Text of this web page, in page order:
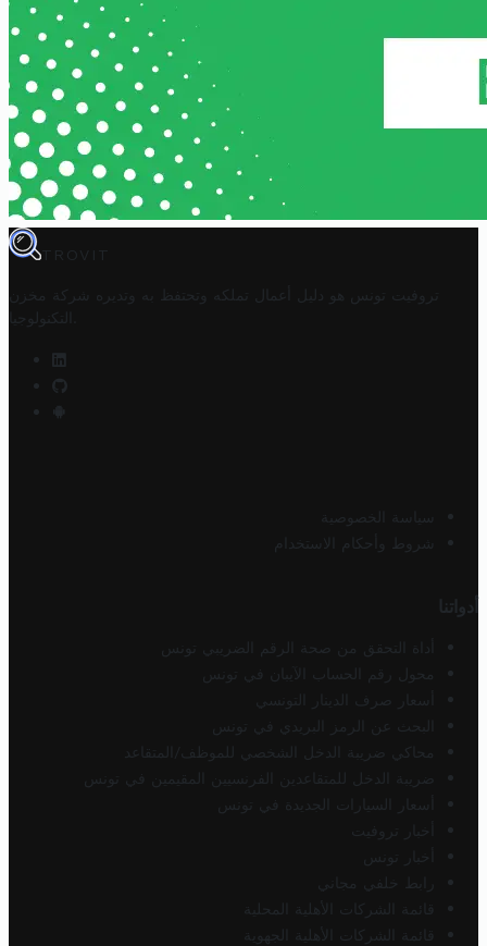
TROVIT
تروفيت تونس هو دليل أعمال تملكه وتحتفظ به وتديره
شركة مخزن
التكنولوجيا
سياسة الخصوصية
شروط وأحكام الاستخدام
أدواتنا
أداة التحقق من صحة الرقم الضريبي تونس
محول رقم الحساب الآيبان في تونس
أسعار صرف الدينار التونسي
البحث عن الرمز البريدي في تونس
محاكي ضريبة الدخل الشخصي للموظف/المتقاعد
ضريبة الدخل للمتقاعدين الفرنسيين المقيمين في تونس
أسعار السيارات الجديدة في تونس
أخبار تروفيت
أخبار تونس
رابط خلفي مجاني
قائمة الشركات الأهلية المحلية
قائمة الشركات الأهلية الجهوية